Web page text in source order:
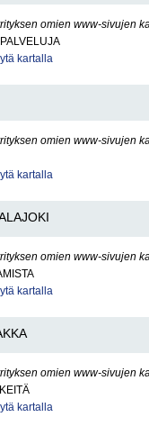
omien www-sivujen
kartalla
omien www-sivujen
kartalla
omien www-sivujen
kartalla
omien www-sivujen
kartalla